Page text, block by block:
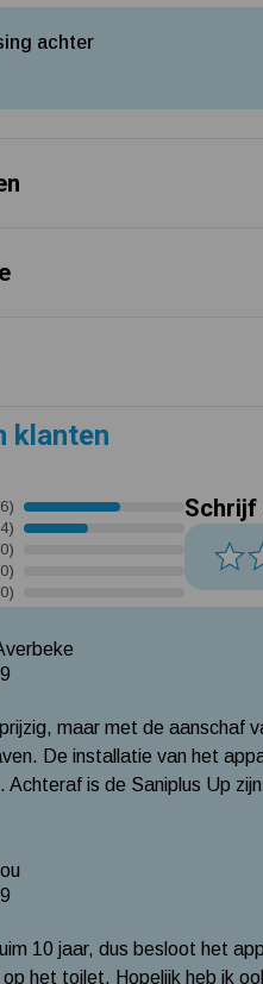
achter
klanten
Schrijf
maar met de
De installatie van het
Achteraf is de Saniplus Up
10 jaar, dus besloot het
het toilet. Hopelijk heb ik